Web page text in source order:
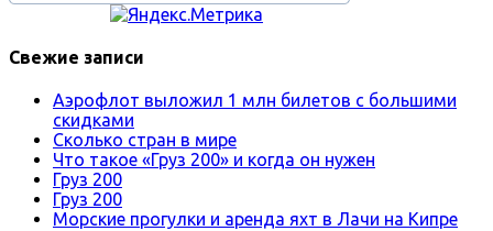
Свежие записи
Аэрофлот выложил 1 млн билетов с большими
скидками
Сколько стран в мире
Что такое «Груз 200» и когда он нужен
Груз 200
Груз 200
Морские прогулки и аренда яхт в Лачи на Кипре